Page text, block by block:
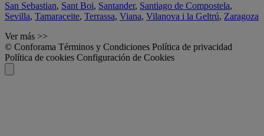
San Sebastian, Sant Boi, Santander, Santiago de Compostela,
Sevilla, Tamaraceite, Terrassa, Viana, Vilanova i la Geltrú, Zaragoza
Ver más >>
© Conforama Términos y Condiciones Política de privacidad
Política de cookies Configuración de Cookies